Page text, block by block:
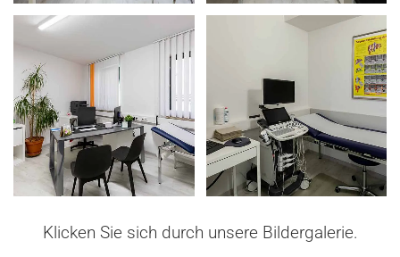
Klicken Sie sich durch unsere Bildergalerie.